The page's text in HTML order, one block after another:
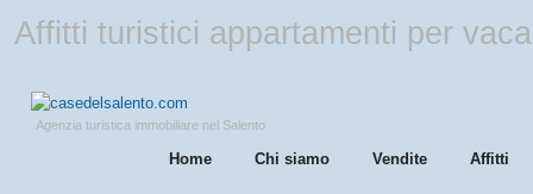
Affitti turistici appartamenti per
Agenzia turistica immobiliare nel Salento
Home Chi siamo Vendite Affitti